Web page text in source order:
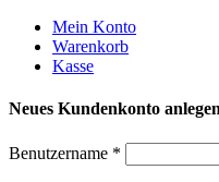
Weiter
zum
Inhalt
Mein Konto
Warenkorb
Kasse
Neues Kundenkonto anlegen
Benutzername *